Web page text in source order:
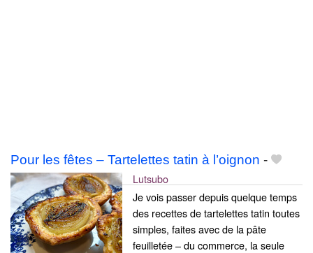
Pour les fêtes – Tartelettes tatin à l’oignon -
Lutsubo
Je vois passer depuis quelque temps
des recettes de tartelettes tatin toutes
simples, faites avec de la pâte
feuilletée – du commerce, la seule